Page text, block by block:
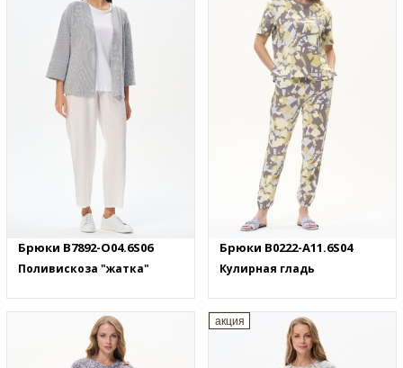
Брюки B7892-O04.6S06
Поливискоза "жатка"
Брюки B0222-A11.6S04
Кулирная гладь
акция